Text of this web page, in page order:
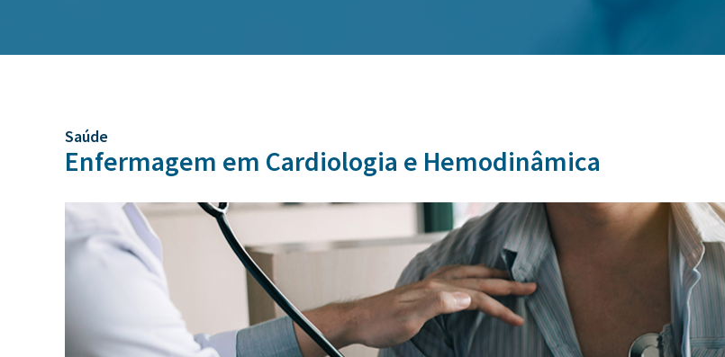
Saúde
Enfermagem em Cardiologia e Hemodinâmica